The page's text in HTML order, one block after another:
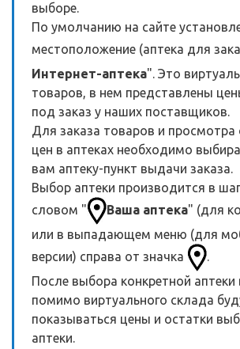
выборе.
По умолчанию на сайте
местоположение (аптека для
Интернет-аптека". Это
товаров, в нем представлены
под заказ у наших поставщиков.
Для заказа товаров и просмотра
цен в аптеках необходимо
вам аптеку-пункт выдачи заказа.
Выбор аптеки производится в
словом "
Ваша аптека" (для
или в выпадающем меню (для
версии) справа от значка
.
После выбора конкретной аптеки
помимо виртуального склада
показываться цены и остатки
аптеки.